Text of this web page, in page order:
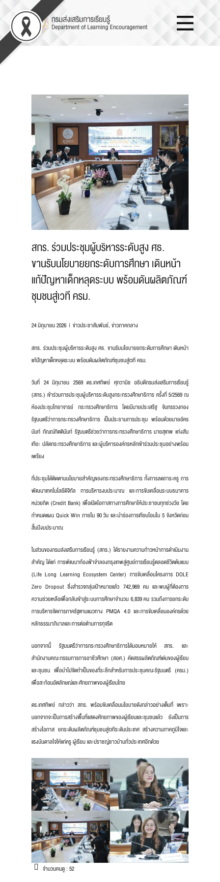
สกร. ร่วมประชุมผู้บริหารระดับสูง ศธ.
ขานรับนโยบายยกระดับการศึกษา เดินหน้า
แก้ปัญหาเด็กหลุดระบบ พร้อมดันผลิตภัณฑ์
ชุมชนสู่เวที ครม.
24 มิถุนายน 2026 ข่าวประชาสัมพันธ์, ข่าวภาคกลาง
สกร. ร่วมประชุมผู้บริหารระดับสูง ศธ. ขานรับนโยบายยกระดับการศึกษา เดินหน้า
แก้ปัญหาเด็กหลุดระบบ พร้อมดันผลิตภัณฑ์ชุมชนสู่เวที ครม.
วันที่ 24 มิถุนายน 2569 ดร.เกศทิพย์ ศุภวานิช อธิบดีกรมส่งเสริมการเรียนรู้
(สกร.) เข้าร่วมการประชุมผู้บริหารระดับสูงกระทรวงศึกษาธิการ ครั้งที่ 5/2569 ณ
ห้องประชุมไทยาจารย์ กระทรวงศึกษาธิการ โดยมีนายประเสริฐ จันทรรวงทอง
รัฐมนตรีว่าการกระทรวงศึกษาธิการ เป็นประธานการประชุม พร้อมด้วยนายอัคร
นันท์ กัณณ์กิตตินันท์ รัฐมนตรีช่วยว่าการกระทรวงศึกษาธิการ นายสุเทพ แก่งสัน
เทียะ ปลัดกระทรวงศึกษาธิการ และผู้บริหารองค์กรหลักเข้าร่วมประชุมอย่างพร้อม
เพรียง
ที่ประชุมได้ติดตามนโยบายสำคัญของกระทรวงศึกษาธิการ ทั้งการลดภาระครู การ
พัฒนาเทคโนโลยีดิจิทัล การบริหารงบประมาณ และการขับเคลื่อนระบบธนาคาร
หน่วยกิต (Credit Bank) เพื่อเปิดโอกาสทางการศึกษาให้ประชาชนทุกช่วงวัย โดย
กำหนดแผน Quick Win ภายใน 90 วัน และนำร่องการเทียบโอนใน 5 จังหวัดก่อน
สิ้นปีงบประมาณ
ในส่วนของกรมส่งเสริมการเรียนรู้ (สกร.) ได้รายงานความก้าวหน้าการดำเนินงาน
สำคัญ ได้แก่ การพัฒนาท้องฟ้าจำลองกรุงเทพสู่ศูนย์การเรียนรู้ตลอดชีวิตต้นแบบ
(Life Long Learning Ecosystem Center) การขับเคลื่อนโครงการ DOLE
Zero Dropout ซึ่งสำรวจกลุ่มเป้าหมายแล้ว 742,969 คน และพบผู้ที่ต้องการ
ความช่วยเหลือเพื่อกลับเข้าสู่ระบบการศึกษาจำนวน 6,839 คน รวมถึงการยกระดับ
การบริหารจัดการภาครัฐตามแนวทาง PMQA 4.0 และการขับเคลื่อนองค์กรด้วย
หลักธรรมาภิบาลและการต่อต้านการทุจริต
นอกจากนี้ รัฐมนตรีว่าการกระทรวงศึกษาธิการได้มอบหมายให้ สกร. และ
สำนักงานคณะกรรมการการอาชีวศึกษา (สอศ.) คัดสรรผลิตภัณฑ์เด่นของผู้เรียน
และชุมชน เพื่อนำไปจัดทำเป็นของที่ระลึกสำหรับการประชุมคณะรัฐมนตรี (ครม.)
เพื่อสะท้อนอัตลักษณ์และศักยภาพของผู้เรียนไทย
ดร.เกศทิพย์ กล่าวว่า สกร. พร้อมขับเคลื่อนนโยบายดังกล่าวอย่างเต็มที่ เพราะ
นอกจากจะเป็นการสร้างพื้นที่แสดงศักยภาพของผู้เรียนและชุมชนแล้ว ยังเป็นการ
สร้างโอกาส ยกระดับผลิตภัณฑ์ชุมชนสู่เวทีระดับประเทศ สร้างความภาคภูมิใจและ
แรงบันดาลใจให้แก่ครู ผู้เรียน และปราชญ์ชาวบ้านทั่วประเทศอีกด้วย
จำนวนคนดู : 52